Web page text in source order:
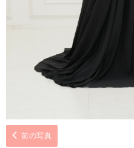
前の写真